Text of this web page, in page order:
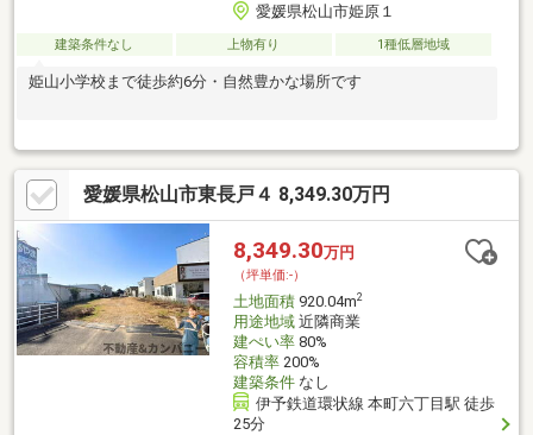
愛媛県松山市姫原１
建築条件なし 上物有り 1種低層地域
姫山小学校まで徒歩約6分・自然豊かな場所です
愛媛県松山市東長戸４ 8,349.30万円
8,349.30万円
（坪単価:-）
土地面積920.04m2
用途地域近隣商業
建ぺい率80%
容積率200%
建築条件なし
伊予鉄道環状線 本町六丁目駅 徒歩
25分